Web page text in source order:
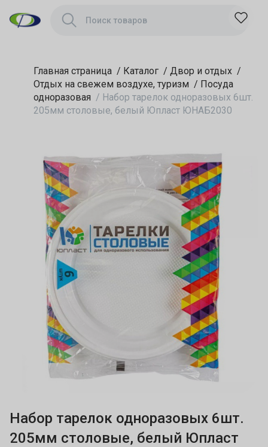
Главная страница / Каталог / Двор и отдых /
Отдых на свежем воздухе, туризм / Посуда
одноразовая / Набор тарелок одноразовых 6шт.
205мм столовые, белый Юпласт ЮНАБ2030
Набор тарелок одноразовых 6шт.
205мм столовые, белый Юпласт